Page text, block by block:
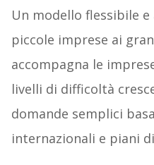
Un modello flessibile
piccole imprese ai
accompagna le
livelli di difficoltà
domande semplici
internazionali e piani